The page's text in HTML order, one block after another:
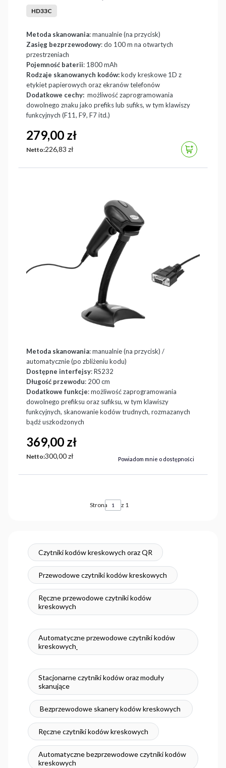
skan z ekranów LCD, HD33C
HD33C
Metoda skanowania: manualnie (na przycisk)
Zasięg bezprzewodowy: do 100 m na otwartych
przestrzeniach
Pojemność baterii: 1800 mAh
Rodzaje skanowanych kodów:kody kreskowe 1D z
etykiet papierowych oraz ekranów telefonów
Dodatkowe cechy: możliwość zaprogramowania
dowolnego znaku jako prefiks lub sufiks, w tym klawiszy
funkcyjnych (F11, F9, F7 itd.)
Cena
279,00 zł
Netto:Cena
226,83 zł DO
Skaner do kodów kreskowych z podstawką,
automatycznym skanowaniem i przewodem RS232
Metoda skanowania: manualnie (na przycisk) /
automatycznie (po zbliżeniu kodu)
Dostępne interfejsy: RS232
Długość przewodu: 200 cm
Dodatkowe funkcje: możliwość zaprogramowania
dowolnego prefiksu oraz sufiksu, w tym klawiszy
funkcyjnych, skanowanie kodów trudnych, rozmazanych
bądź uszkodzonych
Cena
369,00 zł
Netto:Cena
300,00 zł Powiadom mnie o dostępności
Strona z 1
Czytniki kodów kreskowych oraz QR
Przewodowe czytniki kodów kreskowych
Ręczne przewodowe czytniki kodów
kreskowych
Automatyczne przewodowe czytniki kodów
kreskowych
Stacjonarne czytniki kodów oraz moduły
skanujące
Bezprzewodowe skanery kodów kreskowych
Ręczne czytniki kodów kreskowych
Automatyczne bezprzewodowe czytniki kodów
kreskowych